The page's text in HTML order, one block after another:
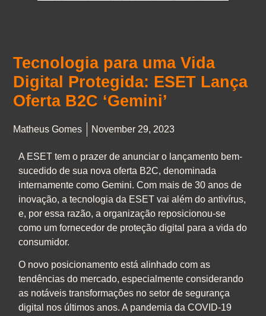
Tecnologia para uma Vida
Digital Protegida: ESET Lança
Oferta B2C ‘Gemini’
Matheus Gomes November 29, 2023
A ESET tem o prazer de anunciar o lançamento bem-
sucedido de sua nova oferta B2C, denominada
internamente como Gemini. Com mais de 30 anos de
inovação, a tecnologia da ESET vai além do antivírus,
e, por essa razão, a organização reposicionou-se
como um fornecedor de proteção digital para a vida do
consumidor.
O novo posicionamento está alinhado com as
tendências do mercado, especialmente considerando
as notáveis transformações no setor de segurança
digital nos últimos anos. A pandemia da COVID-19